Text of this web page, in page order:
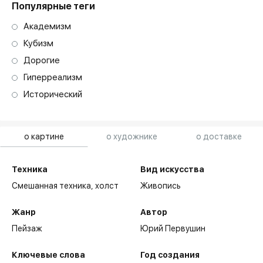
о картине о художнике о доставке
Техника
Смешанная техника,холст
Жанр
Пейзаж
Ключевые слова
Вид искусства
Живопись
Автор
Юрий Первушин
Год создания
Популярные теги
Академизм
Кубизм
Дорогие
Гиперреализм
Исторический